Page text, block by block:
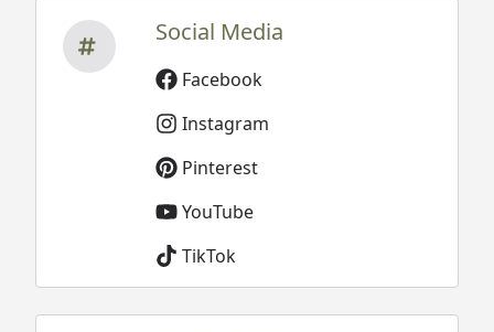
Social Media
Facebook
Instagram
Pinterest
YouTube
TikTok